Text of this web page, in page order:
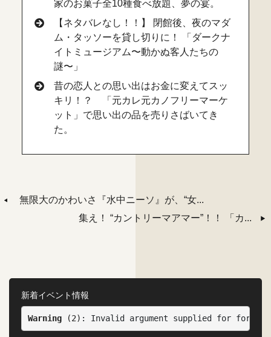
家のお菓子全10種食べ放題、夢の宴。
【ネタバレなし！！】 閉館後、夜のマダ
ム・タッソーを貸し切りに！ 「ダークナ
イトミュージアム〜動かぬ客人たちの
謎〜」
昔の恋人との思い出はお金に変えてスッ
キリ！？ 「元カレ元カノフリーマーケ
ット」で思い出の品を売りさばいてき
た。
無限大のかわいさ『水中ニーソ』が、“女...
集え！ “カントリーマアマー”！！ 「カ...
新着イベント情報
Warning (2) : Invalid argument supplied for